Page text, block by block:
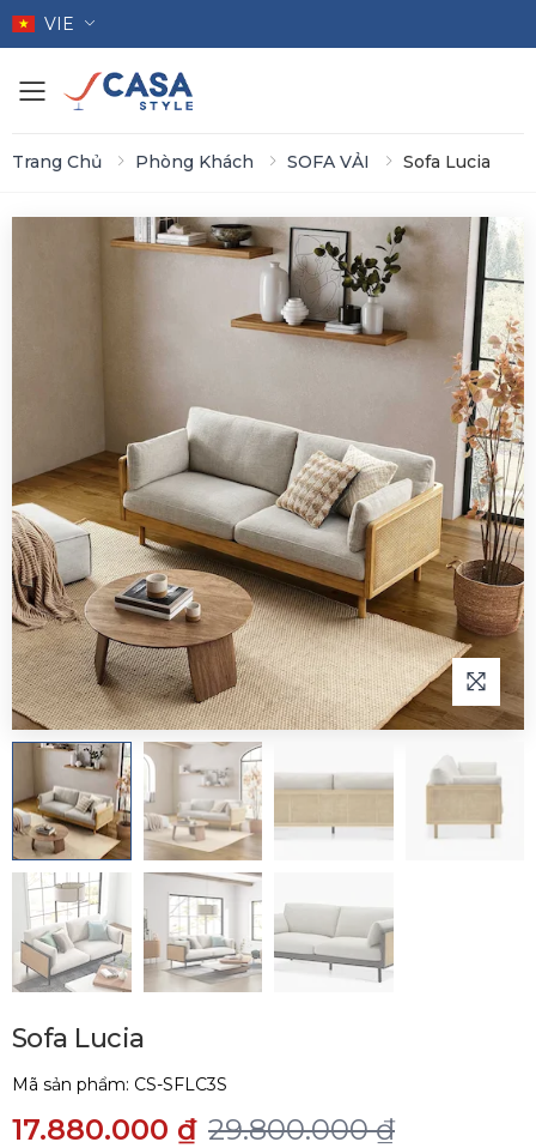
VIE
Toggle mobile menu
Trang Chủ Phòng Khách SOFA VẢI Sofa Lucia
Sofa Lucia
Mã sản phẩm: CS-SFLC3S
17.880.000 ₫ 29.800.000 ₫